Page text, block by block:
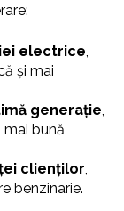
electrice,
și mai
generație,
bună
clienților,
benzinarie.